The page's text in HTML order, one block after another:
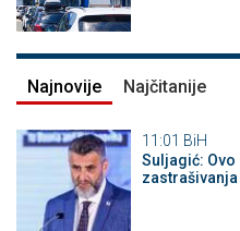
Najnovije Najčitanije
11:01 BiH
Suljagić: Ovo
zastrašivanja